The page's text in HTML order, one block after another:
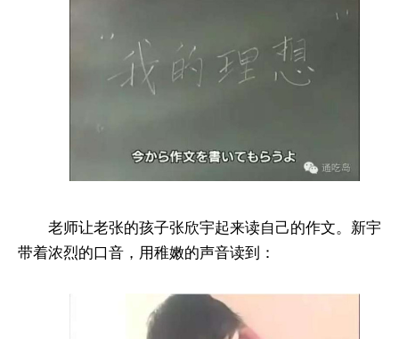
老师让老张的孩子张欣宇起来读自己的作文。新宇
带着浓烈的口音，用稚嫩的声音读到：